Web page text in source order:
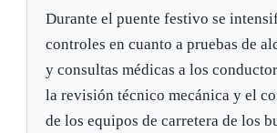
Durante el puente festivo se
controles en cuanto a pruebas de
y consultas médicas a los
la revisión técnico mecánica y el
de los equipos de carretera de los